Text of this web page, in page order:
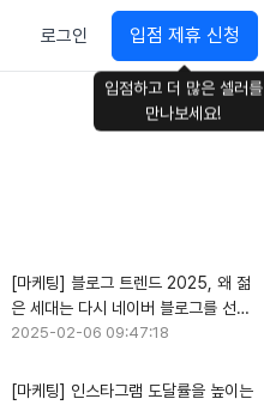
로그인 입점 제휴 신청
입점하고 더 많은 셀러를
만나보세요!
[마케팅] 블로그 트렌드 2025, 왜 젊
은 세대는 다시 네이버 블로그를 선택
할까?
2025-02-06 09:47:18
[마케팅] 인스타그램 도달률을 높이는